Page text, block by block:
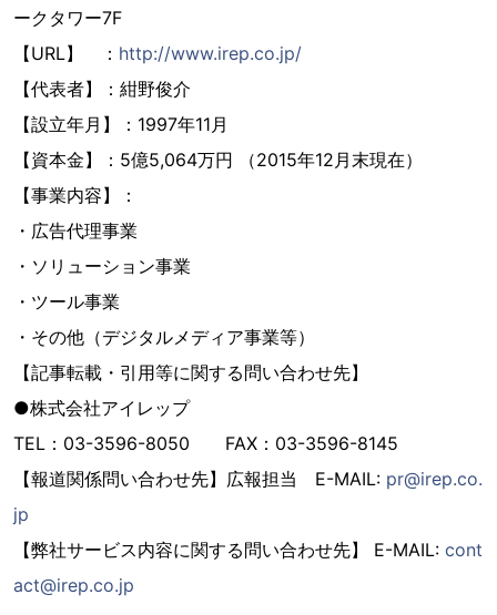
ークタワー7F
【URL】 ： http://www.irep.co.jp/
【代表者】：紺野俊介
【設立年月】：1997年11月
【資本金】：5億5,064万円 （2015年12月末現在）
【事業内容】：
・広告代理事業
・ソリューション事業
・ツール事業
・その他（デジタルメディア事業等）
【記事転載・引用等に関する問い合わせ先】
●株式会社アイレップ
TEL：03-3596-8050 FAX：03-3596-8145
【報道関係問い合わせ先】広報担当 E-MAIL: pr@irep.co.
jp
【弊社サービス内容に関する問い合わせ先】 E-MAIL: cont
act@irep.co.jp